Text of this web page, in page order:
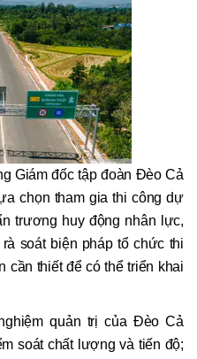
Giám đốc tập đoàn Đèo Cả
chọn tham gia thi công dự
trương huy động nhân lực,
soát biện pháp tổ chức thi
cần thiết để có thể triển khai
quản trị của Đèo Cả
soát chất lượng và tiến độ;